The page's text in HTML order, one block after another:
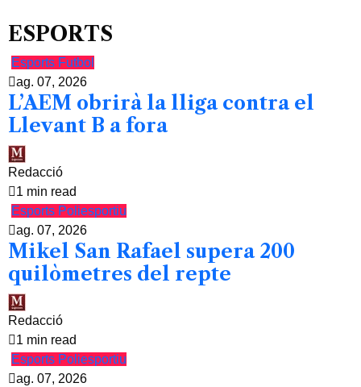
ESPORTS
Esports Futbol
ag. 07, 2026
L’AEM obrirà la lliga contra el
Llevant B a fora
Redacció
1 min read
Esports Poliesportiu
ag. 07, 2026
Mikel San Rafael supera 200
quilòmetres del repte
Redacció
1 min read
Esports Poliesportiu
ag. 07, 2026